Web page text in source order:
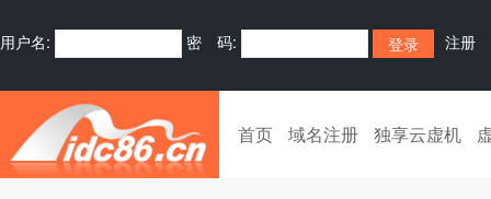
用户名: 密 码: 注册
首页 域名注册 独享云虚机